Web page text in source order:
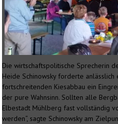
Die wirtschaftspolitische Sprecherin
Heide Schinowsky forderte
fortschreitenden Kiesabbau ein
der pure Wahnsinn. Sollten alle
Elbestadt Mühlberg fast vollständig
werden“, sagte Schinowsky am